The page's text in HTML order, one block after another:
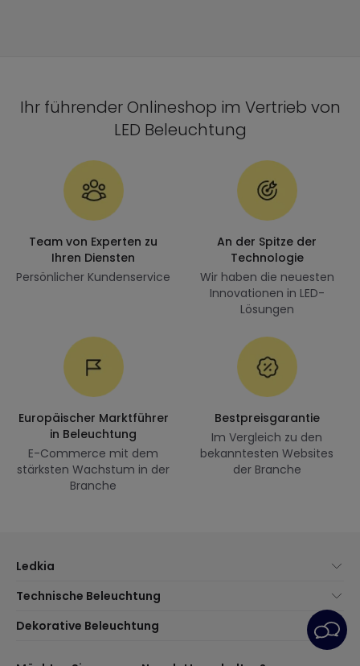
Ihr führender Onlineshop im Vertrieb von
LED Beleuchtung
Team von Experten zu
Ihren Diensten
Persönlicher Kundenservice
An der Spitze der
Technologie
Wir haben die neuesten
Innovationen in LED-
Lösungen
Europäischer Marktführer
in Beleuchtung
E-Commerce mit dem
stärksten Wachstum in der
Branche
Bestpreisgarantie
Im Vergleich zu den
bekanntesten Websites
der Branche
Ledkia
Kundenservice
Versandmethoden
Technische Beleuchtung
Marken
Dekorative Beleuchtung